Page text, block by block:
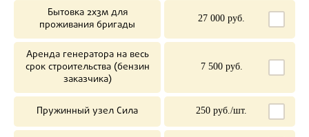
Бытовка 2х3м для
проживания бригады
27 000 руб.
Аренда генератора на весь
срок строительства (бензин
заказчика)
7 500 руб.
Пружинный узел Сила 250 руб./шт.